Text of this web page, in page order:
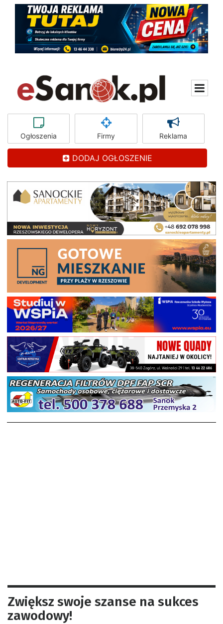
Ogłoszenia Firmy Reklama
DODAJ OGŁOSZENIE
Zwiększ swoje szanse na sukces
zawodowy!